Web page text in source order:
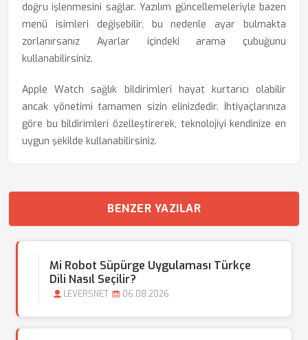
doğru işlenmesini sağlar. Yazılım güncellemeleriyle bazen
menü isimleri değişebilir, bu nedenle ayar bulmakta
zorlanırsanız Ayarlar içindeki arama çubuğunu
kullanabilirsiniz.
Apple Watch sağlık bildirimleri hayat kurtarıcı olabilir
ancak yönetimi tamamen sizin elinizdedir. İhtiyaçlarınıza
göre bu bildirimleri özelleştirerek, teknolojiyi kendinize en
uygun şekilde kullanabilirsiniz.
BENZER YAZILAR
Mi Robot Süpürge Uygulaması Türkçe
Dili Nasıl Seçilir?
LEVERSNET 06.08.2026